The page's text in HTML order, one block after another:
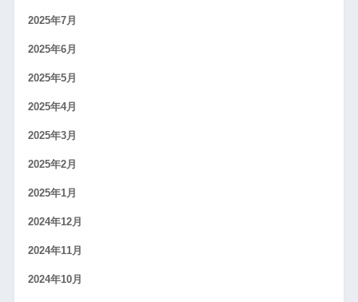
2025年7月
2025年6月
2025年5月
2025年4月
2025年3月
2025年2月
2025年1月
2024年12月
2024年11月
2024年10月